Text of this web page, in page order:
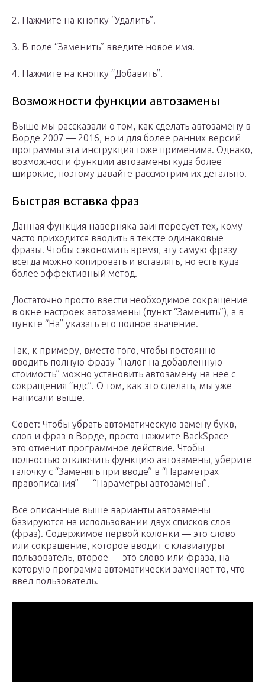
2. Нажмите на кнопку “Удалить”.
3. В поле “Заменить” введите новое имя.
4. Нажмите на кнопку “Добавить”.
Возможности функции автозамены
Выше мы рассказали о том, как сделать автозамену в
Ворде 2007 — 2016, но и для более ранних версий
программы эта инструкция тоже применима. Однако,
возможности функции автозамены куда более
широкие, поэтому давайте рассмотрим их детально.
Быстрая вставка фраз
Данная функция наверняка заинтересует тех, кому
часто приходится вводить в тексте одинаковые
фразы. Чтобы сэкономить время, эту самую фразу
всегда можно копировать и вставлять, но есть куда
более эффективный метод.
Достаточно просто ввести необходимое сокращение
в окне настроек автозамены (пункт “Заменить”), а в
пункте “На” указать его полное значение.
Так, к примеру, вместо того, чтобы постоянно
вводить полную фразу “налог на добавленную
стоимость” можно установить автозамену на нее с
сокращения “ндс”. О том, как это сделать, мы уже
написали выше.
Совет: Чтобы убрать автоматическую замену букв,
слов и фраз в Ворде, просто нажмите BackSpace —
это отменит программное действие. Чтобы
полностью отключить функцию автозамены, уберите
галочку с “Заменять при вводе” в “Параметрах
правописания” — “Параметры автозамены”.
Все описанные выше варианты автозамены
базируются на использовании двух списков слов
(фраз). Содержимое первой колонки — это слово
или сокращение, которое вводит с клавиатуры
пользователь, второе — это слово или фраза, на
которую программа автоматически заменяет то, что
ввел пользователь.